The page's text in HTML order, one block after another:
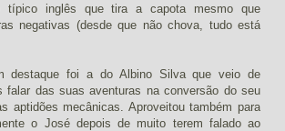
típico inglês que tira a capota mesmo que
negativas (desde que não chova, tudo está
destaque foi a do Albino Silva que veio de
falar das suas aventuras na conversão do seu
aptidões mecânicas. Aproveitou também para
o José depois de muito terem falado ao